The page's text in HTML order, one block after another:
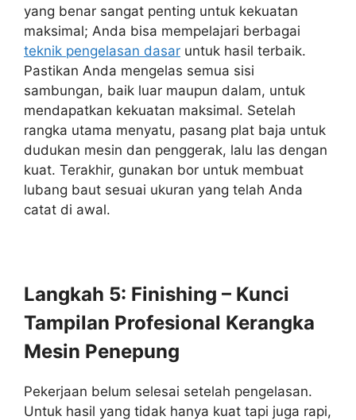
yang benar sangat penting untuk kekuatan
maksimal; Anda bisa mempelajari berbagai
teknik pengelasan dasar untuk hasil terbaik.
Pastikan Anda mengelas semua sisi
sambungan, baik luar maupun dalam, untuk
mendapatkan kekuatan maksimal. Setelah
rangka utama menyatu, pasang plat baja untuk
dudukan mesin dan penggerak, lalu las dengan
kuat. Terakhir, gunakan bor untuk membuat
lubang baut sesuai ukuran yang telah Anda
catat di awal.
Langkah 5: Finishing – Kunci
Tampilan Profesional Kerangka
Mesin Penepung
Pekerjaan belum selesai setelah pengelasan.
Untuk hasil yang tidak hanya kuat tapi juga rapi,